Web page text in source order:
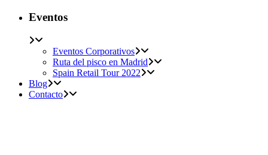
Eventos
Eventos Corporativos
Ruta del pisco en Madrid
Spain Retail Tour 2022
Blog
Contacto